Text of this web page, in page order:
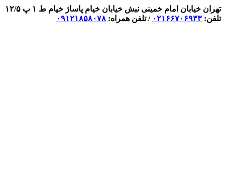
تهران خیابان امام خمینی نبش خیابان خیام پاساژ خیام ط ۱ پ ۱۲/۵
تلفن: ۰۲۱۶۶۷۰۶۹۳۳ / تلفن همراه: ۰۹۱۲۱۸۵۸۰۷۸